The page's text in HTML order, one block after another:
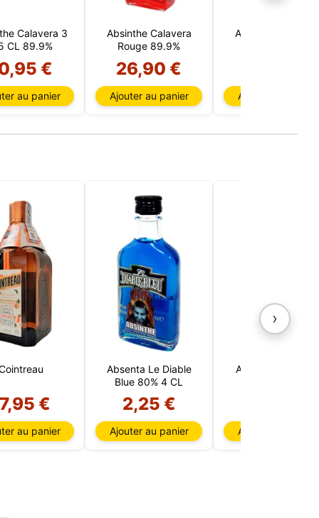
Calavera 3
CL 89.9%
€
au panier
Absinthe Calavera
Rouge 89.9%
26,90 €
Ajouter au panier
Absinthe Calavera
Ajouter au panier
€
au panier
Absenta Le Diable
Blue 80% 4 CL
2,25 €
Ajouter au panier
Absenta NS 1 litre
Ajouter au panier
›
des